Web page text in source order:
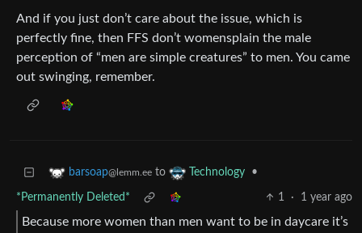
And if you just don’t care about the issue, which is
perfectly fine, then FFS don’t womensplain the male
perception of “men are simple creatures” to men. You came
out swinging, remember.
barsoap@lemm.ee to Technology •
*Permanently Deleted* 1 · 1 year ago
Because more women than men want to be in daycare it’s